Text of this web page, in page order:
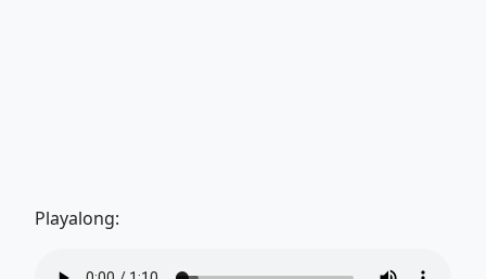
Playalong: